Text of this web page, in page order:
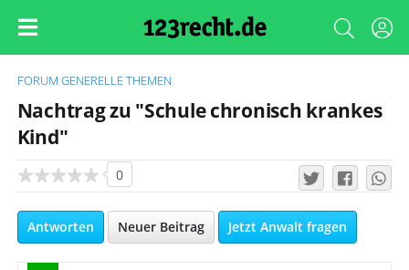
FORUM GENERELLE THEMEN
Nachtrag zu "Schule chronisch krankes
Kind"
0
Antworten Neuer Beitrag Jetzt Anwalt fragen